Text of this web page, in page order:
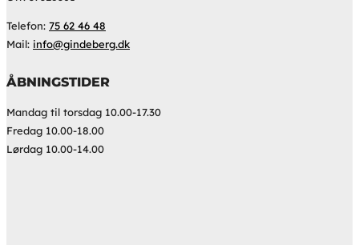
Telefon: 75 62 46 48
Mail: info@gindeberg.dk
ÅBNINGSTIDER
Mandag til torsdag 10.00-17.30
Fredag 10.00-18.00
Lørdag 10.00-14.00